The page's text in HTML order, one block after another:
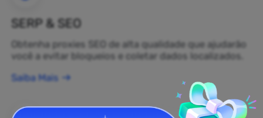
SERP & SEO
Obtenha proxies SEO de alta qualidade que ajudarão
você a evitar bloqueios e coletar dados localizados.
Saiba Mais